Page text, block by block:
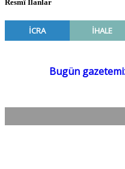
Resmî İlanlar